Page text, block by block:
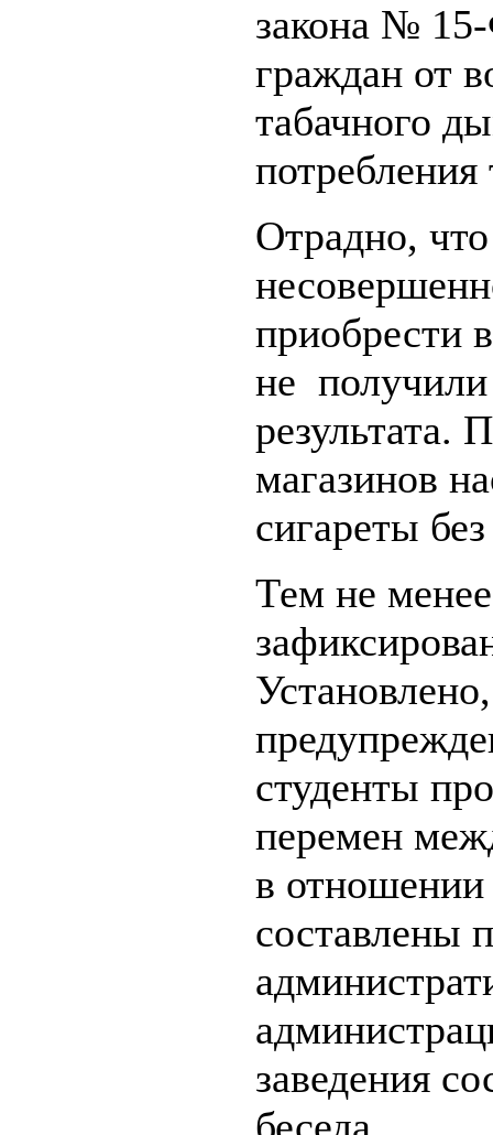
закона №
граждан от
табачного
потребления
Отрадно,
приобрести
не
результата.
магазинов
сигареты
Тем не
студенты
перемен
в
составлены
заведения